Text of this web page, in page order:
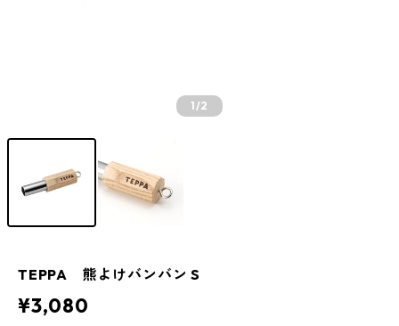
1/2
TEPPA 熊よけバンバン S
¥3,080